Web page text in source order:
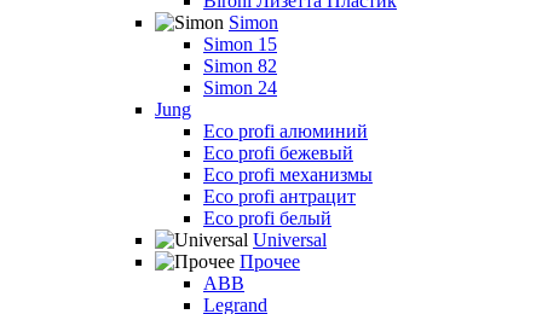
Simon
Simon 15
Simon 82
Simon 24
Jung
Eco profi алюминий
Eco profi бежевый
Eco profi механизмы
Eco profi антрацит
Eco profi белый
Universal
Прочее
ABB
Legrand